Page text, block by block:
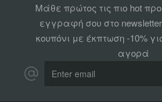
Μάθε πρώτος τις πιο hot
εγγραφή σου στο
κουπόνι με έκπτωση -10%
αγορά
email